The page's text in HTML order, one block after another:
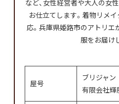
など、女性経営者や大人の女
お仕立てします。着物リメイ
応。兵庫県姫路市のアトリエ
服をお届け
屋号
ブリジャン
有限会社輝